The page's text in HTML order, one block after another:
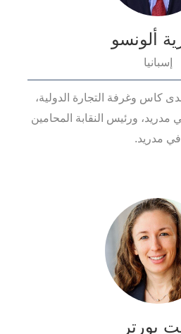
ألونسو
إسبانيا
كاس وغرفة التجارة الدولية،
مدريد، ورئيس النقابة المحامين
في مدريد.
بورتر